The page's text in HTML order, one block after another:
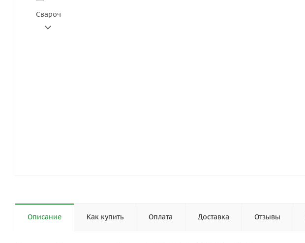
Описание Как купить Оплата Доставка Отзывы